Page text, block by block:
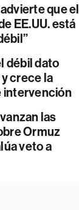
que el
EE.UU. está
débil dato
y crece la
intervención
las
Ormuz
veto a